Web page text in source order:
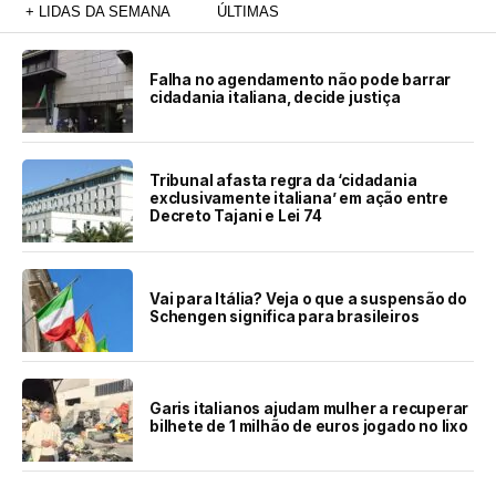
+ LIDAS DA SEMANA ÚLTIMAS
Falha no agendamento não pode barrar
cidadania italiana, decide justiça
Tribunal afasta regra da ‘cidadania
exclusivamente italiana’ em ação entre
Decreto Tajani e Lei 74
Vai para Itália? Veja o que a suspensão do
Schengen significa para brasileiros
Garis italianos ajudam mulher a recuperar
bilhete de 1 milhão de euros jogado no lixo